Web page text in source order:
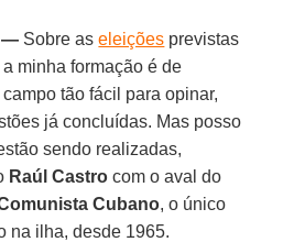
— Sobre aseleições previstas
minha formação é de
tão fácil para opinar,
já concluídas. Mas posso
sendo realizadas,
Raúl Castro com o aval do
Cubano, o único
na ilha, desde 1965.